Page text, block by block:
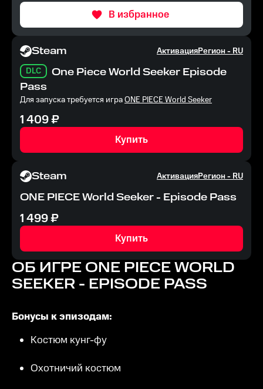
В избранное
Steam АктивацияРегион -RU
DLC
One Piece World Seeker Episode
Pass
Для запуска требуется играONE PIECE World Seeker
1 409₽
Купить
Steam АктивацияРегион -RU
ONE PIECE World Seeker - Episode Pass
1 499₽
Купить
ОБ ИГРЕ ONE PIECE WORLD
SEEKER - EPISODE PASS
Бонусы к эпизодам:
Костюм кунг-фу
Охотничий костюм